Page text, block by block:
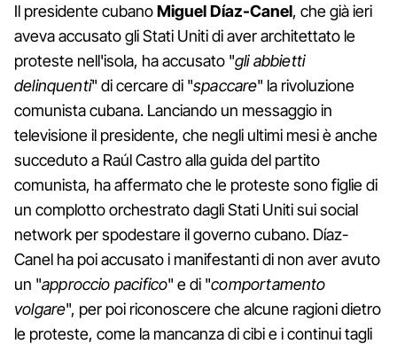
Il presidente cubanoMiguel Díaz-Canel, che già ieri
aveva accusato gli Stati Uniti di aver architettato le
proteste nell'isola, ha accusato "gli abbietti
delinquenti" di cercare di "spaccare" la rivoluzione
comunista cubana. Lanciando un messaggio in
televisione il presidente, che negli ultimi mesi è anche
succeduto a Raúl Castro alla guida del partito
comunista, ha affermato che le proteste sono figlie di
un complotto orchestrato dagli Stati Uniti sui social
network per spodestare il governo cubano. Díaz-
Canel ha poi accusato i manifestanti di non aver avuto
un "approccio pacifico" e di "comportamento
volgare", per poi riconoscere che alcune ragioni dietro
le proteste, come la mancanza di cibi e i continui tagli